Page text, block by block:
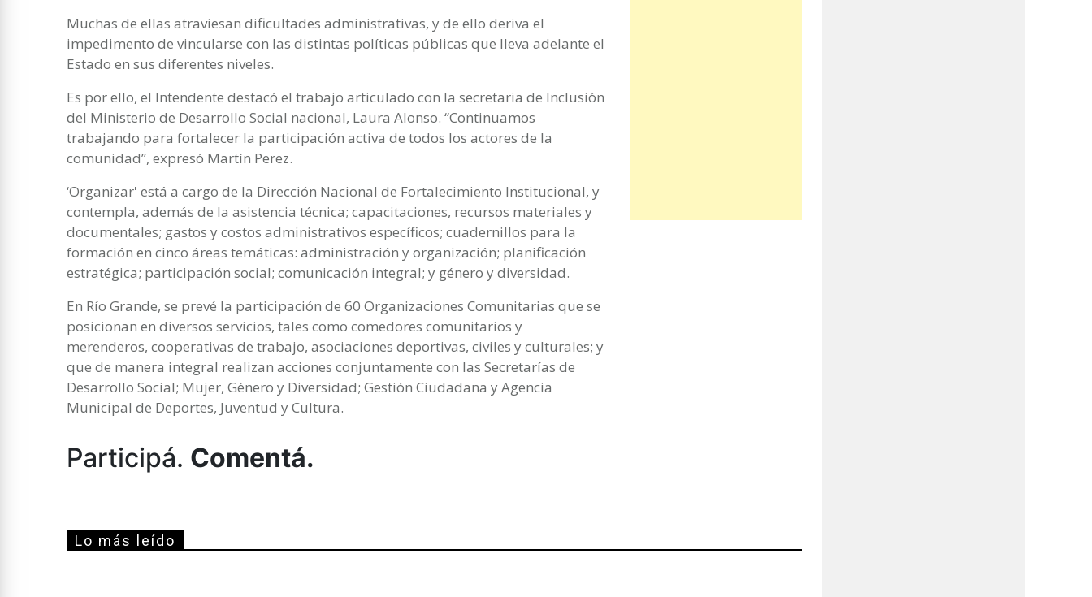
Muchas de ellas atraviesan dificultades administrativas, y de ello deriva el
impedimento de vincularse con las distintas políticas públicas que lleva adelante el
Estado en sus diferentes niveles.
Es por ello, el Intendente destacó el trabajo articulado con la secretaria de Inclusión
del Ministerio de Desarrollo Social nacional, Laura Alonso. “Continuamos
trabajando para fortalecer la participación activa de todos los actores de la
comunidad”, expresó Martín Perez.
‘Organizar' está a cargo de la Dirección Nacional de Fortalecimiento Institucional, y
contempla, además de la asistencia técnica; capacitaciones, recursos materiales y
documentales; gastos y costos administrativos específicos; cuadernillos para la
formación en cinco áreas temáticas: administración y organización; planificación
estratégica; participación social; comunicación integral; y género y diversidad.
En Río Grande, se prevé la participación de 60 Organizaciones Comunitarias que se
posicionan en diversos servicios, tales como comedores comunitarios y
merenderos, cooperativas de trabajo, asociaciones deportivas, civiles y culturales; y
que de manera integral realizan acciones conjuntamente con las Secretarías de
Desarrollo Social; Mujer, Género y Diversidad; Gestión Ciudadana y Agencia
Municipal de Deportes, Juventud y Cultura.
Participá. Comentá.
Lo más leído